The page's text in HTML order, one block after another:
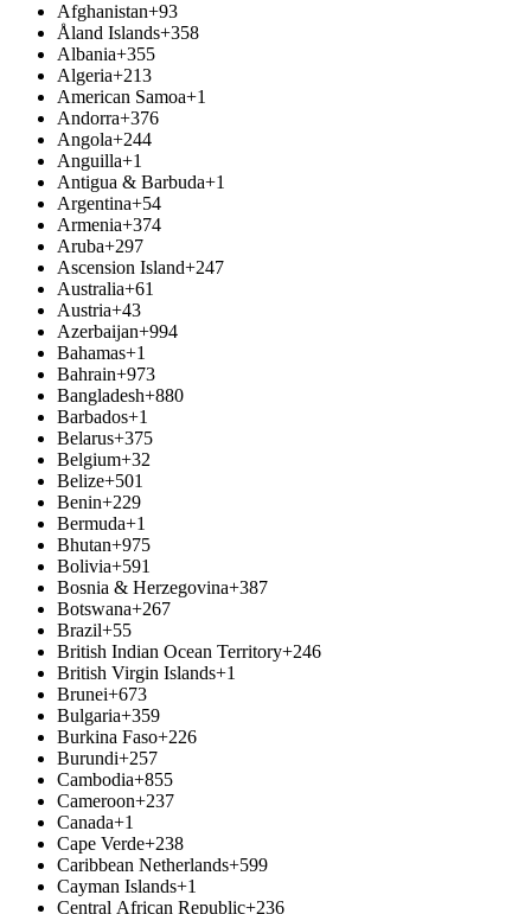
Afghanistan+93
Åland Islands+358
Albania+355
Algeria+213
American Samoa+1
Andorra+376
Angola+244
Anguilla+1
Antigua & Barbuda+1
Argentina+54
Armenia+374
Aruba+297
Ascension Island+247
Australia+61
Austria+43
Azerbaijan+994
Bahamas+1
Bahrain+973
Bangladesh+880
Barbados+1
Belarus+375
Belgium+32
Belize+501
Benin+229
Bermuda+1
Bhutan+975
Bolivia+591
Bosnia & Herzegovina+387
Botswana+267
Brazil+55
British Indian Ocean Territory+246
British Virgin Islands+1
Brunei+673
Bulgaria+359
Burkina Faso+226
Burundi+257
Cambodia+855
Cameroon+237
Canada+1
Cape Verde+238
Caribbean Netherlands+599
Cayman Islands+1
Central African Republic+236